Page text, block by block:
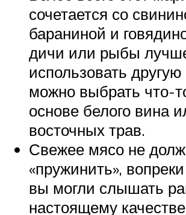
сочетается со
бараниной и
дичи или рыбы
использовать другую
можно выбрать что-
основе белого вина
восточных трав.
Свежее мясо не
«пружинить»,
вы могли слышать
настоящему